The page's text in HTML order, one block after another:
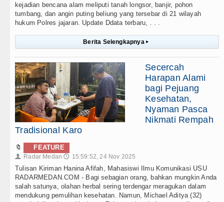
kejadian bencana alam meliputi tanah longsor, banjir, pohon
tumbang, dan angin puting beliung yang tersebar di 21 wilayah
hukum Polres jajaran. Update Ddata terbaru, . . .
Berita Selengkapnya ▸
Secercah
Harapan Alami
bagi Pejuang
Kesehatan,
Nyaman Pasca
Nikmati Rempah
Tradisional Karo
🔖 FEATURE
👤 Radar Medan 🕔 15:59:52, 24 Nov 2025
Tulisan Kiriman Hanina Afifah, Mahasiswi Ilmu Komunikasi USU
RADARMEDAN.COM - Bagi sebagian orang, bahkan mungkin Anda
salah satunya, olahan herbal sering terdengar meragukan dalam
mendukung pemulihan kesehatan. Namun, Michael Aditya (32)